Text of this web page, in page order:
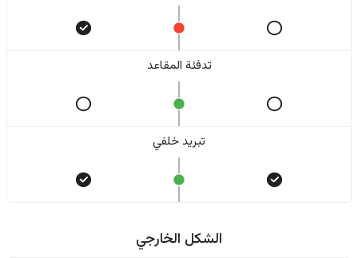
تدفئة المقاعد
تبريد خلفي
الشكل الخارجي